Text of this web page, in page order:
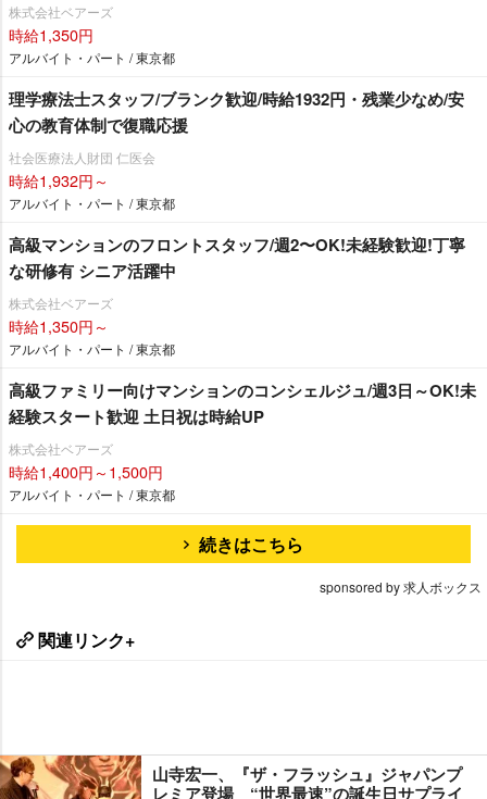
株式会社ベアーズ
時給1,350円
アルバイト・パート / 東京都
理学療法士スタッフ/ブランク歓迎/時給1932円・残業少なめ/安
心の教育体制で復職応援
社会医療法人財団 仁医会
時給1,932円～
アルバイト・パート / 東京都
⾼級マンションのフロントスタッフ/週2〜OK!未経験歓迎!丁寧
な研修有 シニア活躍中
株式会社ベアーズ
時給1,350円～
アルバイト・パート / 東京都
高級ファミリー向けマンションのコンシェルジュ/週3日～OK!未
経験スタート歓迎 土日祝は時給UP
株式会社ベアーズ
時給1,400円～1,500円
アルバイト・パート / 東京都
続きはこちら
sponsored by 求人ボックス
関連リンク+
山寺宏一、『ザ・フラッシュ』ジャパンプ
レミア登場 “世界最速”の誕生日サプライ